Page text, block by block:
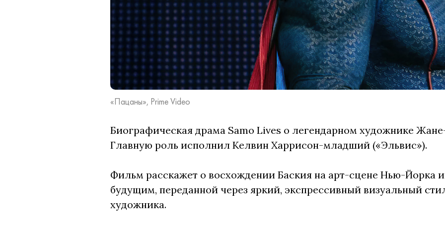
«Пацаны», Prime Video
Биографическая драма Samo Lives о легендарном художнике
Главную роль исполнил Келвин Харрисон-младший («Эльвис»).
Фильм расскажет о восхождении Баския на арт-сцене Нью-Йорка
будущим, переданной через яркий, экспрессивный визуальный
художника.